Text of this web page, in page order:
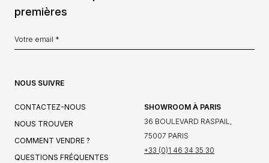
premières
NOUS SUIVRE
CONTACTEZ-NOUS
NOUS TROUVER
COMMENT VENDRE ?
QUESTIONS FRÉQUENTES
SHOWROOM À PARIS
36 BOULEVARD RASPAIL,
75007 PARIS
+33 (0)1 46 34 35 30